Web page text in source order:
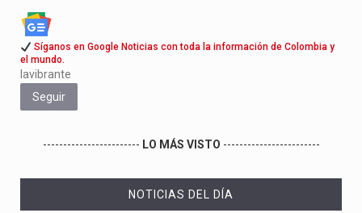
Síganos en Google Noticias con toda la información de Colombia y
el mundo.
lavibrante
Seguir
------------------------ LO MÁS VISTO ------------------------
NOTICIAS DEL DÍA